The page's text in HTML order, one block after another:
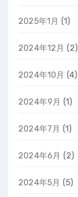
2025年1月 (1)
2024年12月 (2)
2024年10月 (4)
2024年9月 (1)
2024年7月 (1)
2024年6月 (2)
2024年5月 (5)